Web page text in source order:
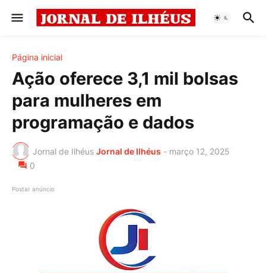
Página inicial
Ação oferece 3,1 mil bolsas
para mulheres em
programação e dados
Jornal de Ilhéus Jornal de Ilhéus - março 12, 2025
0
Postar anúncio